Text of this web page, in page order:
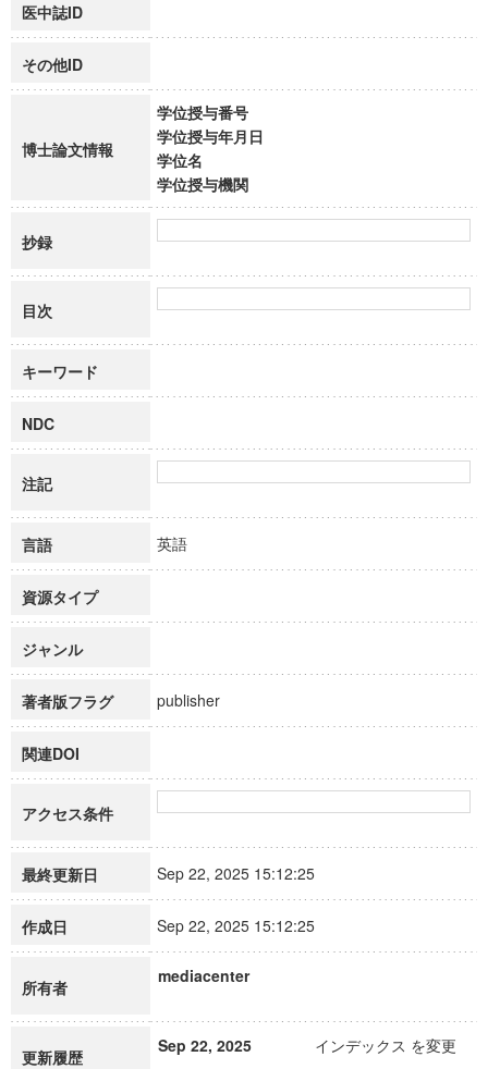
医中誌ID
その他ID
博士論文情報
学位授与番号
学位授与年月日
学位名
学位授与機関
抄録
目次
キーワード
NDC
注記
言語 英語
資源タイプ
ジャンル
著者版フラグ publisher
関連DOI
アクセス条件
最終更新日 Sep 22, 2025 15:12:25
作成日 Sep 22, 2025 15:12:25
所有者
mediacenter
更新履歴
Sep 22, 2025 インデックス を変更